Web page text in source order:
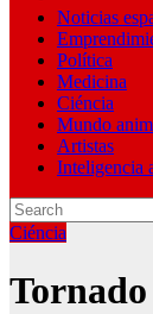
Noticias
Política
Medicina
Ciéncia
Mundo
Artistas
Inteligencia
Ciéncia